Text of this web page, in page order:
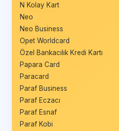
N Kolay Kart
Neo
Neo Business
Opet Worldcard
Özel Bankacılık Kredi Kartı
Papara Card
Paracard
Paraf Business
Paraf Eczacı
Paraf Esnaf
Paraf Kobi